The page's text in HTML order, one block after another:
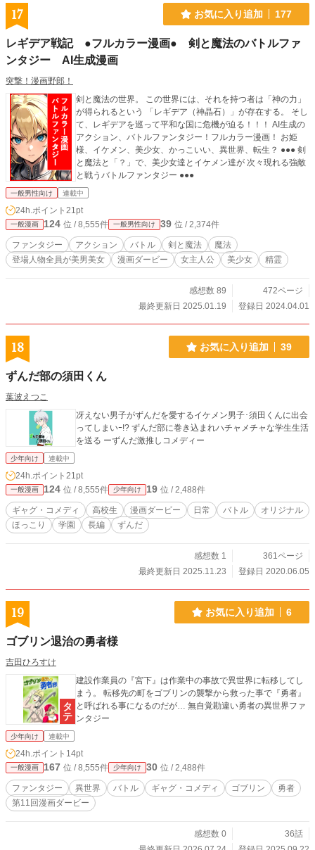
17 お気に入り追加 177
レギデア戦記 ●フルカラー漫画● 剣と魔法のバトルファ
ンタジー AI生成漫画
突撃！漫画野郎！
剣と魔法の世界。 この世界には、それを持つ者は「神の力」
が得られるという 「レギデア（神晶石）」が存在する。 そし
て、レギデアを巡って平和な国に危機が迫る！！！ AI生成の
アクション、バトルファンタジー！フルカラー漫画！ お姫
様、イケメン、美少女、かっこいい、異世界、転生？ ●●● 剣
と魔法と「？」で、美少女達とイケメン達が 次々現れる強敵
と戦うバトルファンタジー ●●●
一般男性向け 連載中
24h.ポイント 21pt
一般漫画 124 位 / 8,555件 一般男性向け 39 位 / 2,374件
ファンタジー アクション バトル 剣と魔法
魔法
登場人物全員が美男美女
漫画ダービー 女主人公 美少女 精霊
感想数 89
472ページ
最終更新日 2025.01.19
登録日 2024.04.01
18 お気に入り追加 39
ずんだ部の須田くん
葉波えつこ
冴えない男子がずんだを愛するイケメン男子･須田くんに出会
ってしまいｰ!? ずんだ部に巻き込まれハチャメチャな学生生活
を送る ーずんだ激推しコメディー
少年向け 連載中
24h.ポイント 21pt
一般漫画 124 位 / 8,555件 少年向け 19 位 / 2,488件
ギャグ・コメディ 高校生 漫画ダービー 日常 バトル
オリジナル
ほっこり
学園 長編 ずんだ
感想数 1
361ページ
最終更新日 2025.11.23
登録日 2020.06.05
19 お気に入り追加 6
ゴブリン退治の勇者様
吉田ひろすけ
建設作業員の『宮下』は作業中の事故で異世界に転移してし
まう。 転移先の町をゴブリンの襲撃から救った事で『勇者』
と呼ばれる事になるのだが… 無自覚勘違い勇者の異世界ファ
ンタジー
少年向け 連載中
24h.ポイント 14pt
一般漫画 167 位 / 8,555件 少年向け 30 位 / 2,488件
ファンタジー 異世界 バトル ギャグ・コメディ ゴブリン
勇者
第11回漫画ダービー
感想数 0
36話